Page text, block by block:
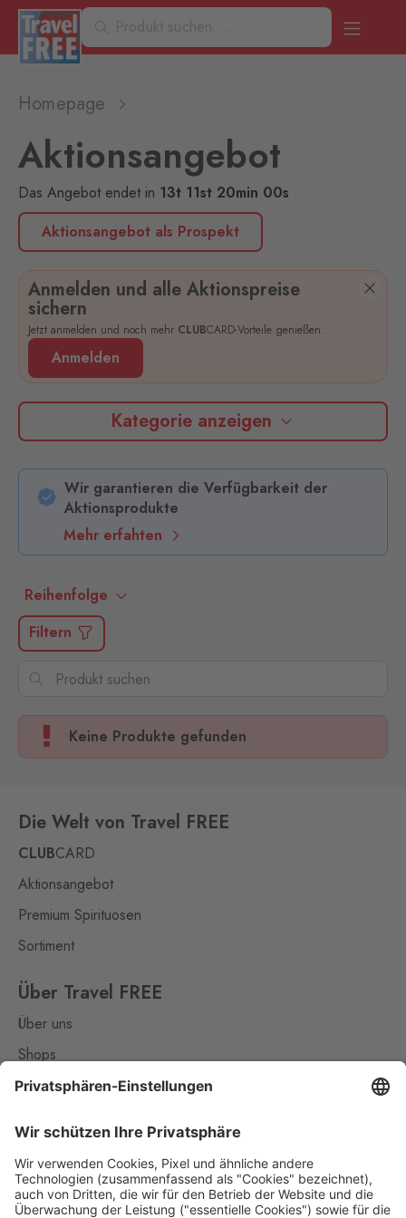
Homepage
Aktionsangebot
Das Angebot endet in 13t 11st 20min 00s
Aktionsangebot als Prospekt
Anmelden und alle Aktionspreise
sichern
Jetzt anmelden und noch mehr CLUBCARD-Vorteile genießen.
Anmelden
Kategorie anzeigen
Wir garantieren die Verfügbarkeit der
Aktionsprodukte
Mehr erfahten
Reihenfolge
Filtern
Keine Produkte gefunden
Die Welt von Travel FREE
CLUBCARD
Aktionsangebot
Premium Spirituosen
Sortiment
Über Travel FREE
Über uns
Shops
Kontakt
Nützliches
Impressum
Datenschutz